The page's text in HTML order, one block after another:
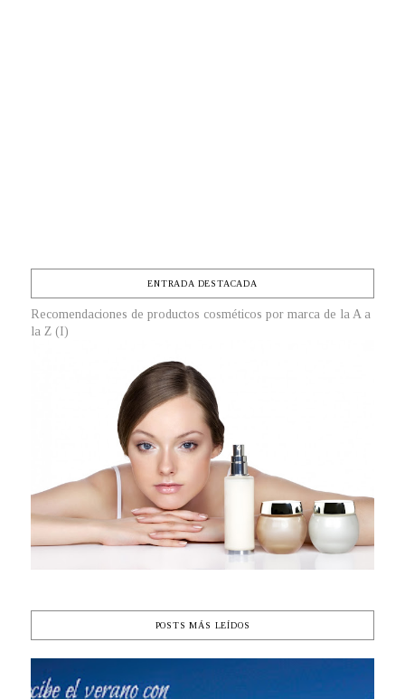
ENTRADA DESTACADA
Recomendaciones de productos cosméticos por marca de la A a
la Z (I)
POSTS MÁS LEÍDOS